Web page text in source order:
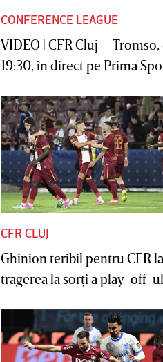
CONFERENCE LEAGUE
VIDEO | CFR Cluj – Tromso,
19:30, în direct pe Prima
CFR CLUJ
Ghinion teribil pentru CFR la
tragerea la sorţi a play-off-